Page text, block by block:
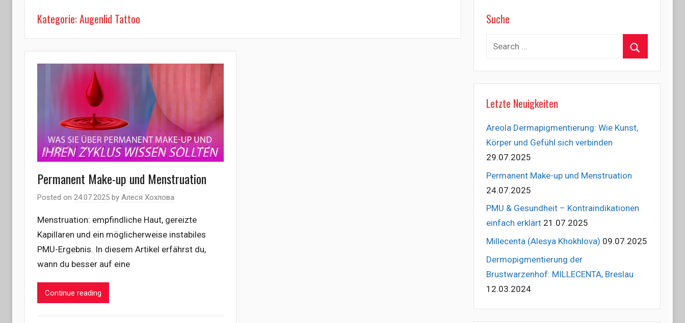
Kategorie:Augenlid Tattoo
Permanent Make-up und Menstruation
Posted on 24.07.2025 by Алеся Хохлова
Menstruation: empfindliche Haut, gereizte
Kapillaren und ein möglicherweise instabiles
PMU-Ergebnis. In diesem Artikel erfährst du,
wann du besser auf eine
Continue reading
Suche
Search
Letzte Neuigkeiten
Areola Dermapigmentierung: Wie Kunst,
Körper und Gefühl sich verbinden
29.07.2025
Permanent Make-up und Menstruation
24.07.2025
PMU & Gesundheit – Kontraindikationen
einfach erklärt 21.07.2025
Millecenta (Alesya Khokhlova) 09.07.2025
Dermopigmentierung der
Brustwarzenhof: MILLECENTA, Breslau
12.03.2024